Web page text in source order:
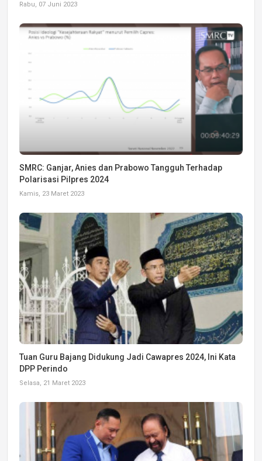
Rabu, 07 Juni 2023
SMRC: Ganjar, Anies dan Prabowo Tangguh Terhadap
Polarisasi Pilpres 2024
Kamis, 23 Maret 2023
Tuan Guru Bajang Didukung Jadi Cawapres 2024, Ini Kata
DPP Perindo
Selasa, 21 Maret 2023